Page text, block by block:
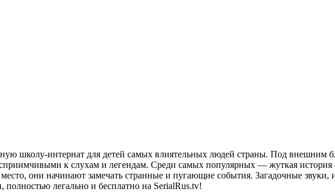
школу-интернат для детей самых влиятельных людей страны. Под внешним
к слухам и легендам. Среди самых популярных — жуткая
они начинают замечать странные и пугающие события. Загадочные звуки,
легально и бесплатно на SerialRus.tv!